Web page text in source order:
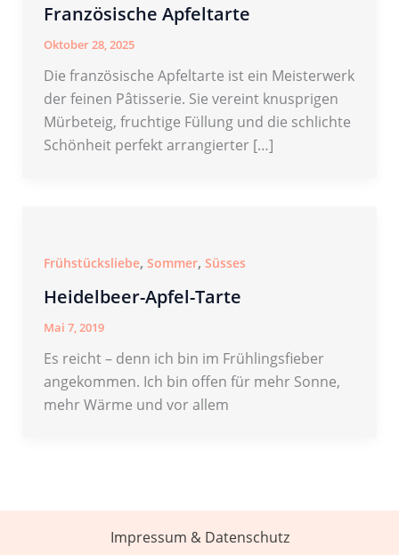
Französische Apfeltarte
Oktober 28, 2025
Die französische Apfeltarte ist ein Meisterwerk
der feinen Pâtisserie. Sie vereint knusprigen
Mürbeteig, fruchtige Füllung und die schlichte
Schönheit perfekt arrangierter […]
Frühstücksliebe, Sommer, Süsses
Heidelbeer-Apfel-Tarte
Mai 7, 2019
Es reicht – denn ich bin im Frühlingsfieber
angekommen. Ich bin offen für mehr Sonne,
mehr Wärme und vor allem
Impressum & Datenschutz